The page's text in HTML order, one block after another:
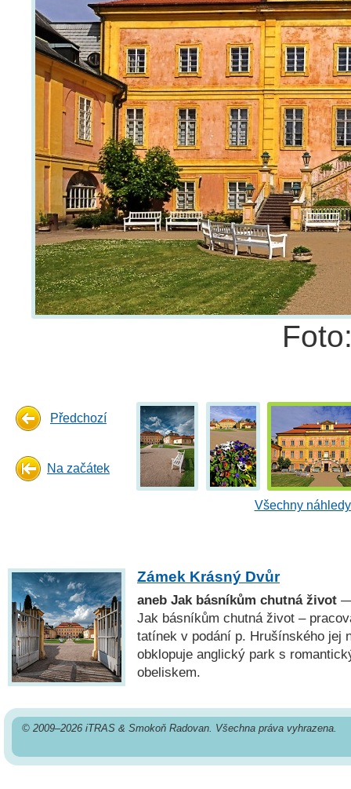
Předchozí
Na začátek
Všechny
Zámek Krásný Dvůr
aneb Jak básníkům chutná život —
Jak básníkům chutná život –
tatínek v podání p. Hrušínského jej
obklopuje anglický park s
obeliskem.
© 2009–2026 iTRAS & Smokoň Radovan. Všechna práva vyhrazena.